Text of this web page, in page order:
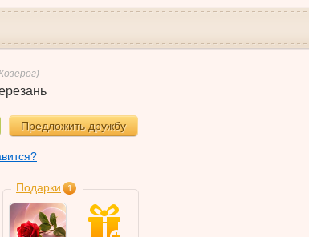
Предложить дружбу
Подарки 1